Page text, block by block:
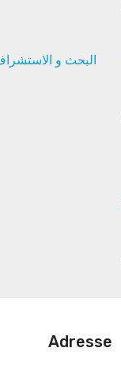
البحث و
Adresse